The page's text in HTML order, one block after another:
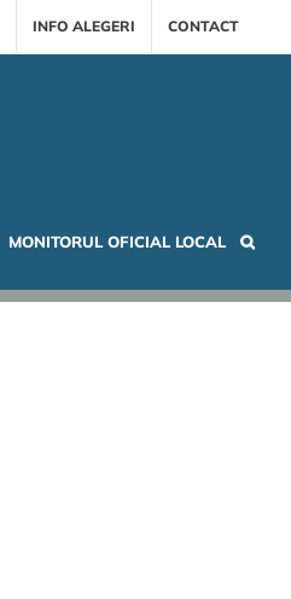
INFO ALEGERI CONTACT
MONITORUL OFICIAL LOCAL